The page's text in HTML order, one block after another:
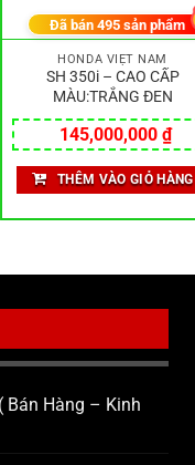
HONDA VIỆT NAM
SH 350i – CAO CẤP
MÀU:TRẮNG ĐEN
145,000,000 ₫
Đã bán 495sản phẩm
THÊM VÀO GIỎ HÀNG
Bán Hàng – Kinh